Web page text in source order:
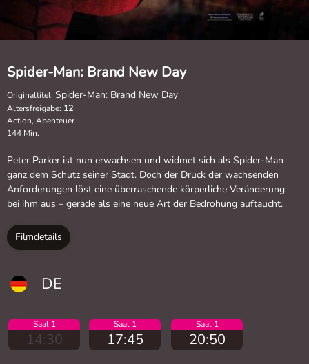
Spider-Man: Brand New Day
Originaltitel: Spider-Man: Brand New Day
Altersfreigabe: 12
Action, Abenteuer
144 Min.
Peter Parker ist nun erwachsen und widmet sich als Spider-Man
ganz dem Schutz seiner Stadt. Doch der Druck der wachsenden
Anforderungen löst eine überraschende körperliche Veränderung
bei ihm aus – gerade als eine neue Art der Bedrohung auftaucht.
Filmdetails
DE
Saal 1
14:30
Saal 1
17:45
Saal 1
20:50